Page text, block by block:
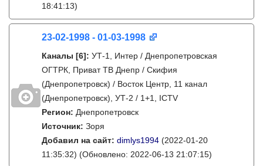
18:41:13)
23-02-1998 - 01-03-1998
Каналы [6]: УТ-1, Интер / Днепропетровская
ОГТРК, Приват ТВ Днепр / Скифия
(Днепропетровск) / Восток Центр, 11 канал
(Днепропетровск), УТ-2 / 1+1, ICTV
Регион: Днепропетровск
Источник: Зоря
Добавил на сайт: dimlys1994 (2022-01-20
11:35:32) (Обновлено: 2022-06-13 21:07:15)